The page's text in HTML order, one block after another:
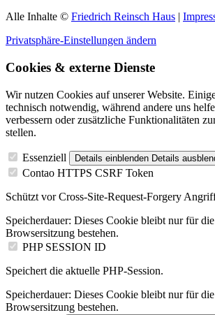
Alle Inhalte © Friedrich Reinsch Haus |
Privatsphäre-Einstellungen ändern
Cookies & externe Dienste
Wir nutzen Cookies auf unserer Website.
technisch notwendig, während andere uns
verbessern oder zusätzliche Funktionalitäten
stellen.
Essenziell Details einblenden Details
Contao HTTPS CSRF Token
Schützt vor Cross-Site-Request-Forgery
Speicherdauer: Dieses Cookie bleibt nur für
Browsersitzung bestehen.
PHP SESSION ID
Speichert die aktuelle PHP-Session.
Speicherdauer: Dieses Cookie bleibt nur für
Browsersitzung bestehen.